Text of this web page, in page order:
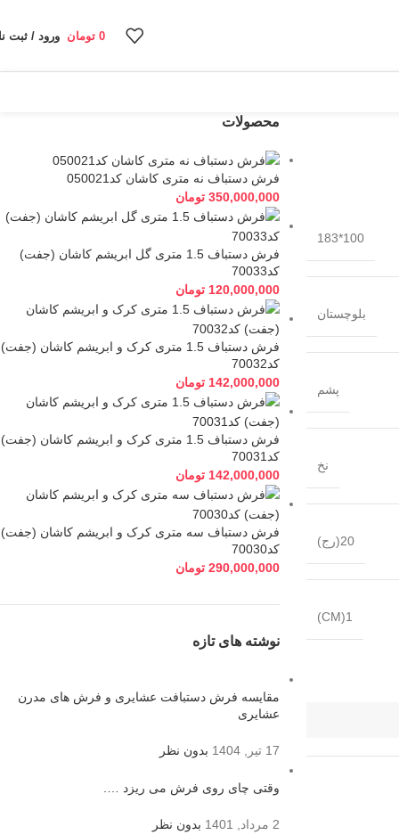
0 تومان ورود / ثبت
100*183
بلوچستان
پشم
نخ
20(رج)
1(CM)
محصولات
فرش دستباف نه متری کاشان کد050021
350,000,000 تومان
فرش دستباف 1.5 متری گل ابریشم کاشان (جفت)
کد70033
120,000,000 تومان
فرش دستباف 1.5 متری کرک و ابریشم کاشان (جفت)
کد70032
142,000,000 تومان
فرش دستباف 1.5 متری کرک و ابریشم کاشان (جفت)
کد70031
142,000,000 تومان
فرش دستباف سه متری کرک و ابریشم کاشان (جفت)
کد70030
290,000,000 تومان
نوشته های تازه
مقایسه فرش دستبافت عشایری و فرش های مدرن
عشایری
17 تیر, 1404 بدون نظر
وقتی چای روی فرش می ریزد ….
2 مرداد, 1401 بدون نظر